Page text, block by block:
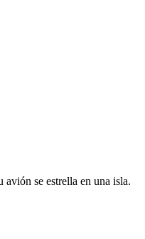
se estrella en una isla.